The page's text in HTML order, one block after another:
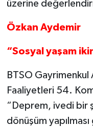
üzerine
Özkan Aydemir
“Sosyal yaşam
BTSO
Faaliyetleri 54.
“Deprem, ivedi bir
dönüşüm